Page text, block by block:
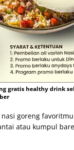
gratis healthy drink
goreng
atau kumpul